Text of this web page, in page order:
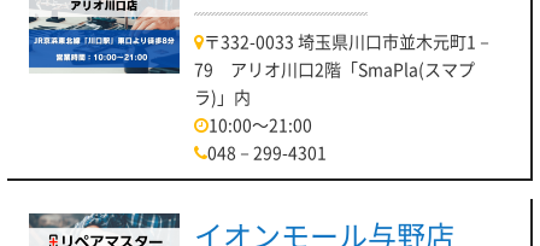
〒332-0033 埼玉県川口市並木元町1－
79 アリオ川口2階「SmaPla(スマプ
ラ)」内
10:00～21:00
048－299-4301
イオンモール与野店